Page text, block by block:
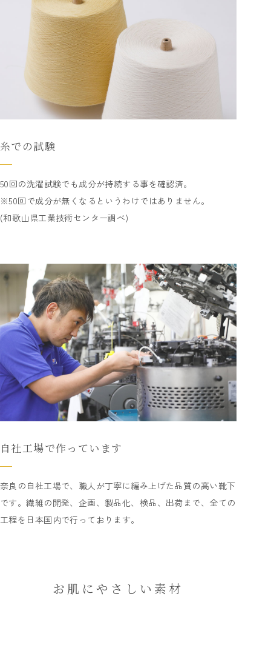
糸での試験
50回の洗濯試験でも成分が持続する事を確認済。
※50回で成分が無くなるというわけではありません。
(和歌山県工業技術センター調べ)
自社工場で作っています
奈良の自社工場で、職人が丁寧に編み上げた品質の高い靴下
です。繊維の開発、企画、製品化、検品、出荷まで、全ての
工程を日本国内で行っております。
お肌にやさしい素材